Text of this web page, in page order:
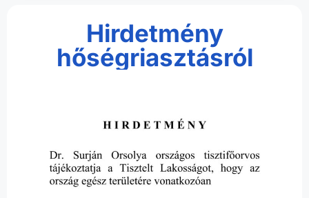
Hirdetmény
hőségriasztásról